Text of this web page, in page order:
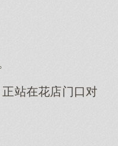
站在花店门口对